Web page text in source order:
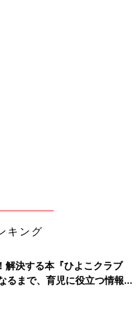
剣心を人斬りに任命した
ということは偏差値82も
キング
解決する本『ひよこクラブ
まで、育児に役立つ情報が